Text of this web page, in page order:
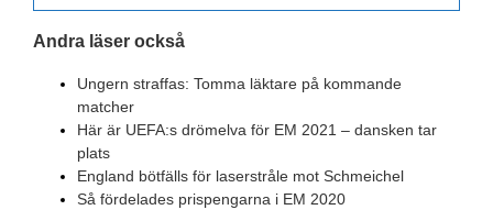
Andra läser också
Ungern straffas: Tomma läktare på kommande
matcher
Här är UEFA:s drömelva för EM 2021 – dansken tar
plats
England bötfälls för laserstråle mot Schmeichel
Så fördelades prispengarna i EM 2020